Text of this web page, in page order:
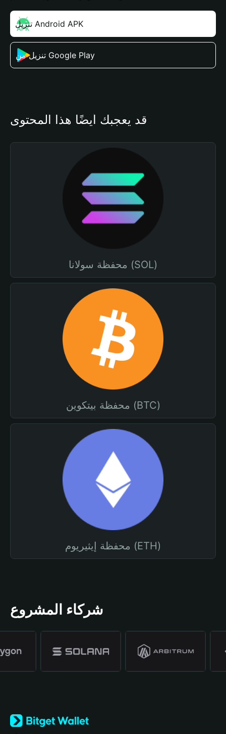
تنزيل Android APK
تنزيل من Google Play
قد يعجبك أيضًا هذا المحتوى
محفظة سولانا (SOL)
محفظة بيتكوين (BTC)
محفظة إيثيريوم (ETH)
شركاء المشروع